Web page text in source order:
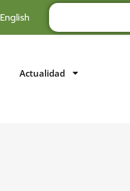
English
Actualidad